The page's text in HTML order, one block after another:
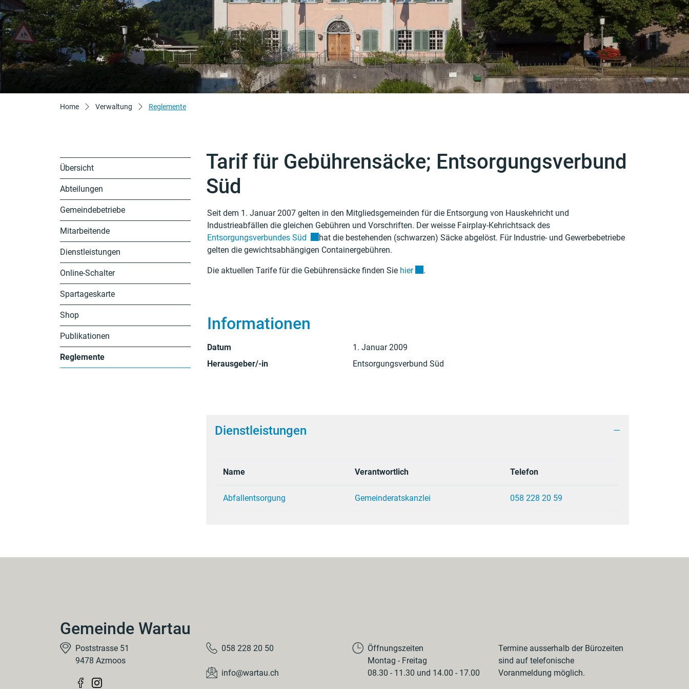
Home Verwaltung Reglemente(ausgewählt)
Übersicht
Abteilungen
Gemeindebetriebe
Mitarbeitende
Dienstleistungen
Online-Schalter
Spartageskarte
Shop
Publikationen
Reglemente
Tarif für Gebührensäcke; Entsorgungsverbund
Süd
Seit dem 1. Januar 2007 gelten in den Mitgliedsgemeinden für die Entsorgung von Hauskehricht und
Industrieabfällen die gleichen Gebühren und Vorschriften. Der weisse Fairplay-Kehrichtsack des
Entsorgungsverbundes Süd
Externer Link wird in einem neuen Fenster geöffnet.
hat die bestehenden (schwarzen) Säcke abgelöst. Für Industrie- und Gewerbebetriebe
gelten die gewichtsabhängigen Containergebühren.
Die aktuellen Tarife für die Gebührensäcke finden Sie hierExterner Link wird in einem neuen Fenster geöffnet.
.
Informationen
Datum
1. Januar 2009
Herausgeber/-in
Entsorgungsverbund Süd
Zugehörige Objekte
Dienstleistungen
Name Verantwortlich Telefon
Abfallentsorgung Gemeinderatskanzlei 058 228 20 59
Gemeinde Wartau
Poststrasse 51
9478 Azmoos
058 228 20 50
info@wartau.ch
Öffnungszeiten
Montag - Freitag
08.30 - 11.30 und 14.00 - 17.00
Termine ausserhalb der Bürozeiten
sind auf telefonische
Voranmeldung möglich.